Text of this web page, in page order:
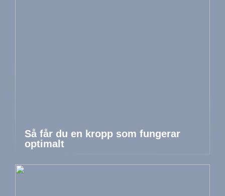
Så får du en kropp som fungerar
optimalt